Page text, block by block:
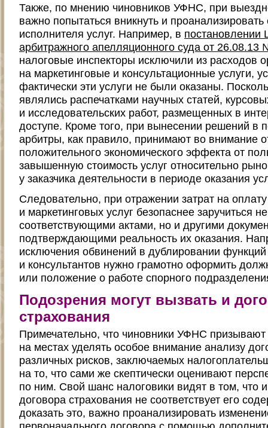
Также, по мнению чиновников УФНС, при
важно попытаться вникнуть и
исполнителя услуг. Например, в постановлении
арбитражного апелляционного суда от
налоговые инспекторы исключили из расходов
на маркетинговые и консультационные услуги,
фактически эти услуги не были оказаны.
являлись распечатками научных статей,
и исследовательских работ, размещенных в
доступе. Кроме того, при вынесении решений в
арбитры, как правило, принимают во внимание
положительного экономического эффекта от
завышенную стоимость услуг относительно
у заказчика деятельности в периоде оказания
Следовательно, при отражении затрат на
и маркетинговых услуг безопаснее заручиться
соответствующими актами, но и другими
подтверждающими реальность их оказания.
исключения обвинений в дублировании
и консультантов нужно грамотно оформить
или положение о работе спорного
Подозрения могут вызвать и
страхования
Примечательно, что чиновники УФНС
на местах уделять особое внимание анализу
различных рисков, заключаемых
на то, что сами же скептически оценивают
по ним. Свой шанс налоговики видят в том, что
договора страхования не соответствует его
доказать это, важно проанализировать